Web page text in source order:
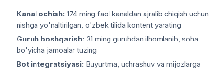
Kanal ochish: 174 ming faol kanaldan ajralib chiqish uchun
nishga yo'naltirilgan, o'zbek tilida kontent yarating
Guruh boshqarish: 31 ming guruhdan ilhomlanib, soha
bo'yicha jamoalar tuzing
Bot integratsiyasi: Buyurtma, uchrashuv va mijozlarga